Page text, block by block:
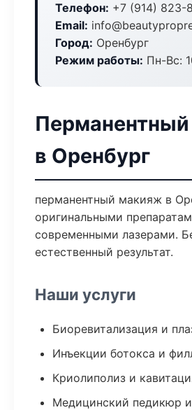
Телефон: +7 (914) 823-
Email:
Город: Оренбург
Режим работы: Пн-Вс:
в Оренбург
перманентный макияж в
оригинальными
современными лазерами.
естественный результат.
Наши услуги
Биоревитализация и
Инъекции ботокса и
Криолиполиз и
Медицинский педикюр